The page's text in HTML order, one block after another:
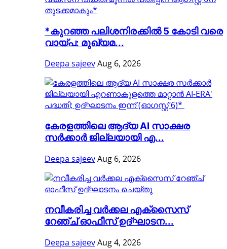
*കുറഞ്ഞ പലിശനിരക്കിൽ 5 കോടി വരെ
വായ്പ: മുഖ്യമ...
Deepa sajeevAug 6, 2026
കേരളത്തിലെ ആദ്യ AI സാക്ഷര
സർക്കാർ ജില്ലയായി എ...
Deepa sajeevAug 6, 2026
നവീകരിച്ച വർക്കല എക്സൈസ്
റേഞ്ച് ഓഫീസ് ഉദ്ഘാടന...
Deepa sajeevAug 4, 2026